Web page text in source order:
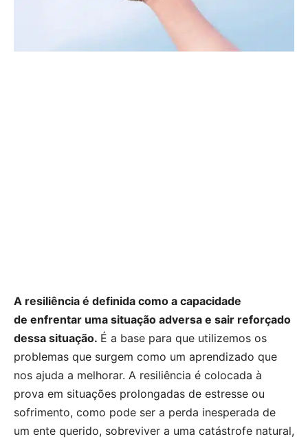
A resiliência é definida como a capacidade
de enfrentar uma situação adversa e sair reforçado
dessa situação. É a base para que utilizemos os
problemas que surgem como um aprendizado que
nos ajuda a melhorar. A resiliência é colocada à
prova em situações prolongadas de estresse ou
sofrimento, como pode ser a perda inesperada de
um ente querido, sobreviver a uma catástrofe natural,